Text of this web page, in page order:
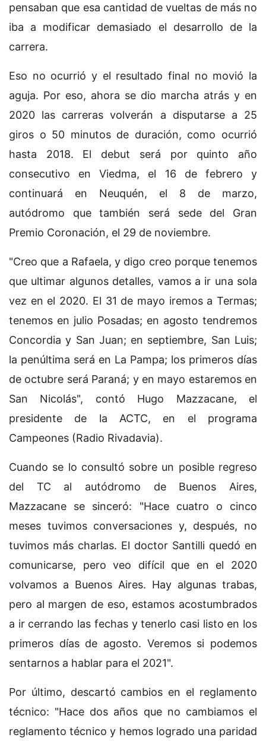
pensaban que esa cantidad de vueltas de más no
iba a modificar demasiado el desarrollo de la
carrera.
Eso no ocurrió y el resultado final no movió la
aguja. Por eso, ahora se dio marcha atrás y en
2020 las carreras volverán a disputarse a 25
giros o 50 minutos de duración, como ocurrió
hasta 2018. El debut será por quinto año
consecutivo en Viedma, el 16 de febrero y
continuará en Neuquén, el 8 de marzo,
autódromo que también será sede del Gran
Premio Coronación, el 29 de noviembre.
"Creo que a Rafaela, y digo creo porque tenemos
que ultimar algunos detalles, vamos a ir una sola
vez en el 2020. El 31 de mayo iremos a Termas;
tenemos en julio Posadas; en agosto tendremos
Concordia y San Juan; en septiembre, San Luis;
la penúltima será en La Pampa; los primeros días
de octubre será Paraná; y en mayo estaremos en
San Nicolás", contó Hugo Mazzacane, el
presidente de la ACTC, en el programa
Campeones (Radio Rivadavia).
Cuando se lo consultó sobre un posible regreso
del TC al autódromo de Buenos Aires,
Mazzacane se sinceró: "Hace cuatro o cinco
meses tuvimos conversaciones y, después, no
tuvimos más charlas. El doctor Santilli quedó en
comunicarse, pero veo difícil que en el 2020
volvamos a Buenos Aires. Hay algunas trabas,
pero al margen de eso, estamos acostumbrados
a ir cerrando las fechas y tenerlo casi listo en los
primeros días de agosto. Veremos si podemos
sentarnos a hablar para el 2021".
Por último, descartó cambios en el reglamento
técnico: "Hace dos años que no cambiamos el
reglamento técnico y hemos logrado una paridad